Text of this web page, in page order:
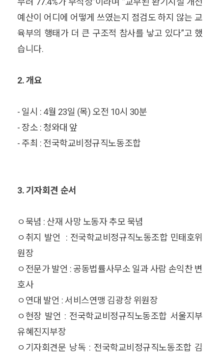
예산이 어디에 어떻게 쓰였는지 점검도 하지 않는 교
육부의 행태가 더 큰 구조적 참사를 낳고 있다”고 했
습니다.
2. 개요
- 일시 : 4월 23일 (목) 오전 10시 30분
- 장소 : 청와대 앞
- 주최 : 전국학교비정규직노동조합
3. 기자회견 순서
ㅇ묵념 : 산재 사망 노동자 추모 묵념
ㅇ취지 발언 : 전국학교비정규직노동조합 민태호위
원장
ㅇ전문가 발언 : 공동법률사무소 일과 사람 손익찬 변
호사
ㅇ연대 발언 : 서비스연맹 김광창 위원장
ㅇ현장 발언 : 전국학교비정규직노동조합 서울지부
유혜진지부장
ㅇ기자회견문 낭독 : 전국학교비정규직노동조합 김